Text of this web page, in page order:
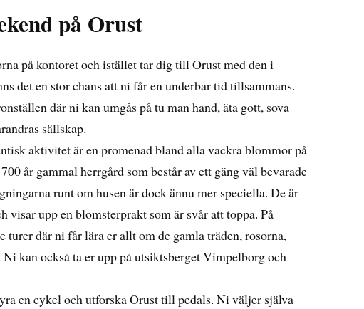
på Orust
på kontoret och istället tar dig till Orust med den i
det en stor chans att ni får en underbar tid tillsammans.
där ni kan umgås på tu man hand, äta gott, sova
sällskap.
aktivitet är en promenad bland alla vackra blommor på
år gammal herrgård som består av ett gäng väl bevarade
runt om husen är dock ännu mer speciella. De är
visar upp en blomsterprakt som är svår att toppa. På
turer där ni får lära er allt om de gamla träden, rosorna,
Ni kan också ta er upp på utsiktsberget Vimpelborg och
en cykel och utforska Orust till pedals. Ni väljer själva